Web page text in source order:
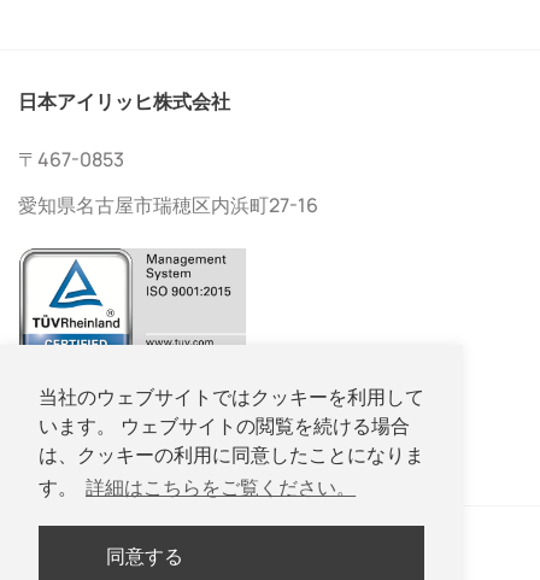
当社のウェブサイトではクッキーを利用して
います。 ウェブサイトの閲覧を続ける場合
は、クッキーの利用に同意したことになりま
す。
詳細はこちらをご覧ください。
同意する
日本アイリッヒ株式会社
〒467-0853
愛知県名古屋市瑞穂区内浜町27-16
052-533-2577
052-533-2578